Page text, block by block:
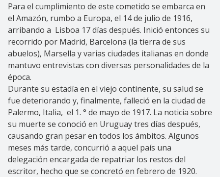
Para el cumplimiento de este cometido se embarca en
el Amazón, rumbo a Europa, el 14 de julio de 1916,
arribando a Lisboa 17 días después. Inició entonces su
recorrido por Madrid, Barcelona (la tierra de sus
abuelos), Marsella y varias ciudades italianas en donde
mantuvo entrevistas con diversas personalidades de la
época.
Durante su estadía en el viejo continente, su salud se
fue deteriorando y, finalmente, falleció en la ciudad de
Palermo, Italia, el 1. ° de mayo de 1917. La noticia sobre
su muerte se conoció en Uruguay tres días después,
causando gran pesar en todos los ámbitos. Algunos
meses más tarde, concurrió a aquel país una
delegación encargada de repatriar los restos del
escritor, hecho que se concretó en febrero de 1920.